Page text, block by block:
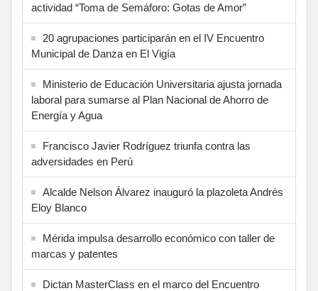
actividad “Toma de Semáforo: Gotas de Amor”
20 agrupaciones participarán en el IV Encuentro
Municipal de Danza en El Vigía
Ministerio de Educación Universitaria ajusta jornada
laboral para sumarse al Plan Nacional de Ahorro de
Energía y Agua
Francisco Javier Rodríguez triunfa contra las
adversidades en Perú
Alcalde Nelson Álvarez inauguró la plazoleta Andrés
Eloy Blanco
Mérida impulsa desarrollo económico con taller de
marcas y patentes
Dictan MasterClass en el marco del Encuentro